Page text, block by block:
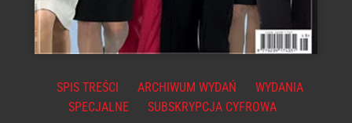
SPIS TREŚCI ARCHIWUM WYDAŃ
WYDANIA
SPECJALNE
SUBSKRYPCJA CYFROWA